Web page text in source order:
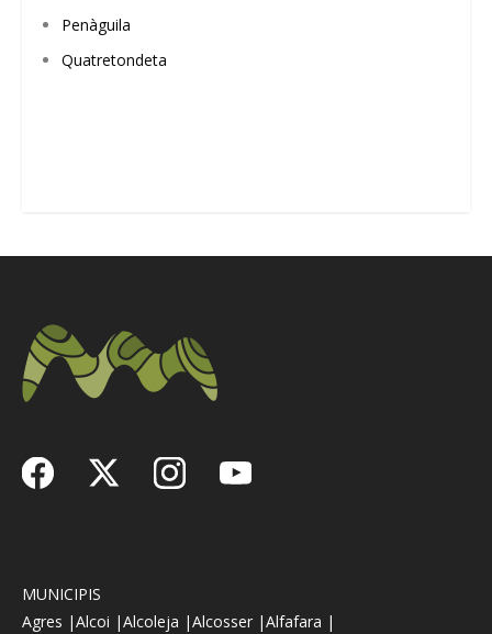
Penàguila
Quatretondeta
MUNICIPIS
Agres |Alcoi |Alcoleja |Alcosser |Alfafara |